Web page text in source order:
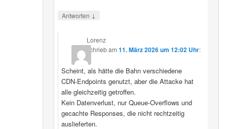
Antworten ↓
Lorenz
schriebam11. März 2026 um 12:02 Uhr:
Scheint, als hätte die Bahn verschiedene
CDN‑Endpoints genutzt, aber die Attacke hat
alle gleichzeitig getroffen.
Kein Datenverlust, nur Queue‑Overflows und
gecachte Responses, die nicht rechtzeitig
auslieferten.